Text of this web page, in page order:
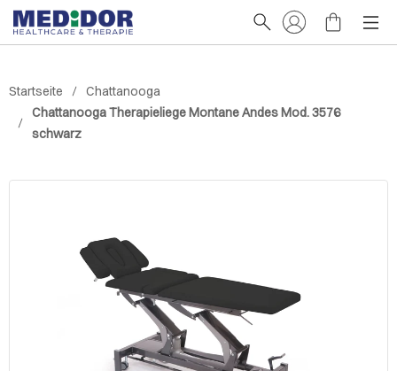
Startseite
Chattanooga
Chattanooga Therapieliege Montane Andes Mod. 3576
schwarz